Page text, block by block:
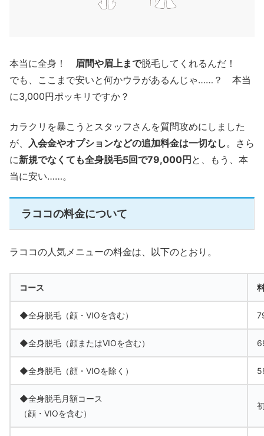
本当に全身！ 眉間や眉上まで脱毛してくれるんだ！
でも、ここまで安いと何かウラがあるんじゃ……？ 本当
に3,000円ポッキリですか？
カラクリを暴こうとスタッフさんを質問攻めにしました
が、
入会金やオプションなどの追加料金は一切なし 。さら
に新規でなくても全身脱毛5回で79,000円と、もう、本
当に安い……。
ラココの料金について
ラココの人気メニューの料金は、以下のとおり。
コース
◆全身脱毛（顔・VIOを含む）
◆全身脱毛（顔またはVIOを含む）
◆全身脱毛（顔・VIOを除く）
◆全身脱毛月額コース
（顔・VIOを含む）